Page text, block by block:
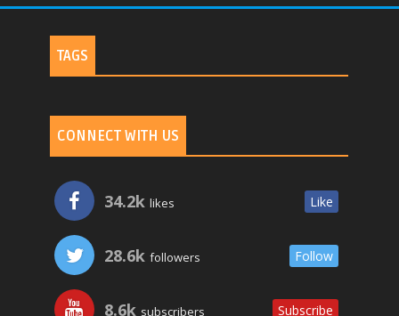
TAGS
CONNECT WITH US
34.2k likes Like
28.6k followers Follow
8.6k subscribers Subscribe